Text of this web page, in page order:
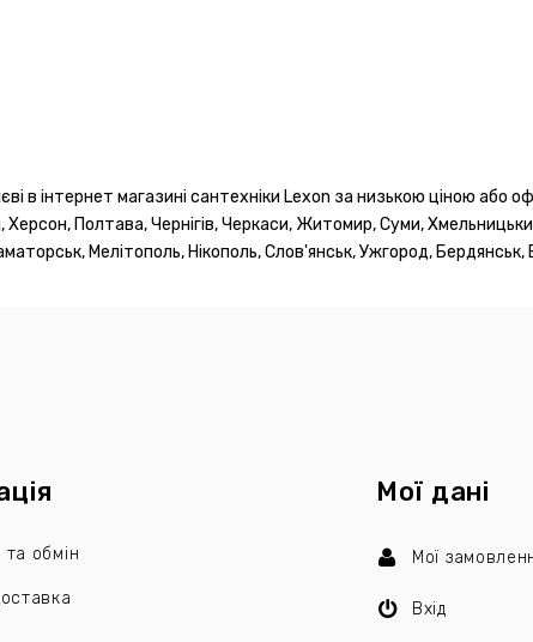
інтернет магазині сантехніки Lexon за низькою ціною або
Херсон, Полтава, Чернігів, Черкаси, Житомир, Суми,
Мелітополь, Нікополь, Слов'янськ, Ужгород, Бердянськ,
обмін
Мої дані
Мої
Вхід